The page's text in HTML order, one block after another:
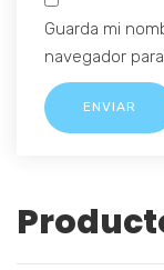
Guarda mi
navegador